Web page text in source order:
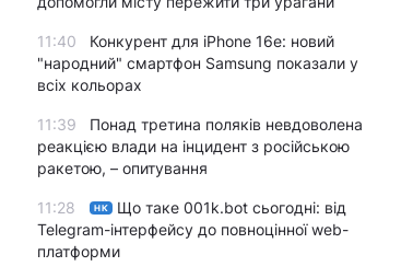
11:40
Конкурент для iPhone 16e: новий
"народний" смартфон Samsung показали у
всіх кольорах
11:39
Понад третина поляків невдоволена
реакцією влади на інцидент з російською
ракетою, – опитування
11:28 НК
Що таке 001k.bot сьогодні: від
Telegram-інтерфейсу до повноцінної web-
платформи